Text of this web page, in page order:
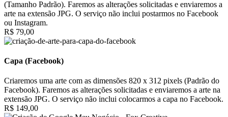
(Tamanho Padrão). Faremos as alterações solicitadas e enviaremos a
arte na extensão JPG. O serviço não inclui postarmos no Facebook
ou Instagram.
R$ 79,00
Capa (Facebook)
Criaremos uma arte com as dimensões 820 x 312 pixels (Padrão do
Facebook). Faremos as alterações solicitadas e enviaremos a arte na
extensão JPG. O serviço não inclui colocarmos a capa no Facebook.
R$ 149,00